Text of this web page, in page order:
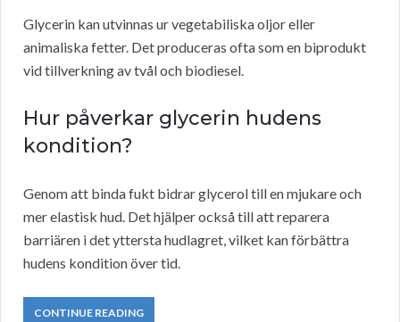
Glycerin kan utvinnas ur vegetabiliska oljor eller
animaliska fetter. Det produceras ofta som en biprodukt
vid tillverkning av tvål och biodiesel.
Hur påverkar glycerin hudens
kondition?
Genom att binda fukt bidrar glycerol till en mjukare och
mer elastisk hud. Det hjälper också till att reparera
barriären i det yttersta hudlagret, vilket kan förbättra
hudens kondition över tid.
CONTINUE READING